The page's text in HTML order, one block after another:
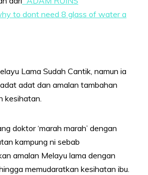
to dont need 8 glass of water a
Lama Sudah Cantik, namun ia
adat dan amalan tambahan
kesihatan.
doktor ‘marah marah’ dengan
kampung ni sebab
amalan Melayu lama dengan
memudaratkan kesihatan ibu.